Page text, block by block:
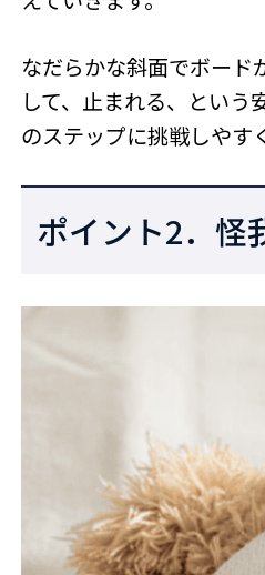
なだらかな斜面でボード
して、止まれる、という
のステップに挑戦しやす
ポイント2．怪